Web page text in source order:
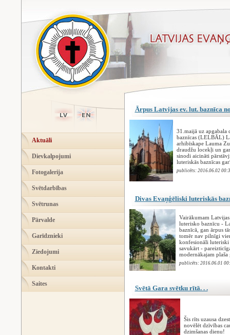
Aktuāli
Dievkalpojumi
Fotogalerija
Svētdarbības
Svētrunas
Pārvalde
Garīdznieki
Ziedojumi
Kontakti
Saites
Ārpus Latvijas ev. lut. baznīca
31.maijā uz apgabala
baznīcas (LELBĀL)
arhibīskape Lauma
draudžu locekļi un
sinodi aicināti
luteriskās baznīcas
publicēts: 2016.06.02
Divas Evaņģēliski luteriskās
Vairākumam
luterisko baznīcu -
baznīcā, gan ārpus
tomēr nav pilnīgi
konfesionāli luteriski
savukārt -
modernākajam
publicēts: 2016.06.01
Svētā Gara svētku rītā. . .
Šis rīts uzausa
novēlēt dzīvības
dzimšanas dienu!